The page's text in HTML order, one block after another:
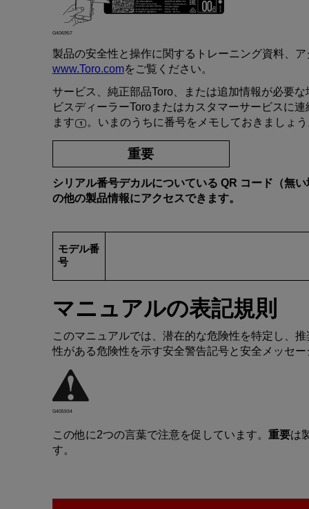
G406957
製品の安全性 と 操作に関する トレーニング資料、 ア
www.Toro.comをご覧 ください。
サービス
、純正部品Toro、 または追加情報が必要な
ビスディーラーToroまたはカスタマーサービス に連
ます
。 いまのうちに番号を メモ しておきましょう
重要
シリアル番号デカルについている QR コード （無い
の他の製品情報にアクセスできます。
モデル番
号
マニュアルの表記規則
このマニュアルでは 、潜在的な危険性を特定 し 、
性がある危険性を示す安全警告記号と 安全 メッセー
G405934
この他に2つの言葉で注意を促 しています。 重要は
す。